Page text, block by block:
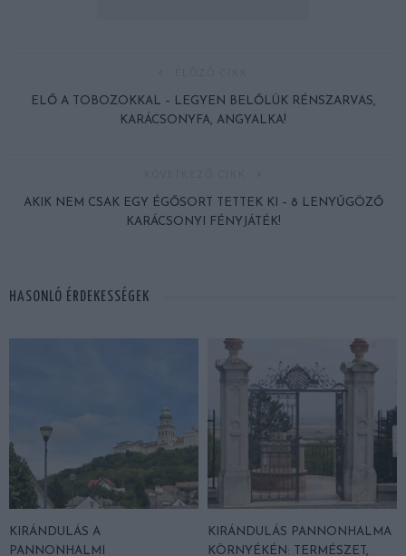
ELŐ A TOBOZOKKAL – LEGYEN BELŐLÜK RÉNSZARVAS,
KARÁCSONYFA, ANGYALKA!
AKIK NEM CSAK EGY ÉGŐSORT TETTEK KI – 8 LENYŰGÖZŐ
KARÁCSONYI FÉNYJÁTÉK!
HASONLÓ ÉRDEKESSÉGEK
KIRÁNDULÁS A
PANNONHALMI
KIRÁNDULÁS PANNONHALMA
KÖRNYÉKÉN: TERMÉSZET,